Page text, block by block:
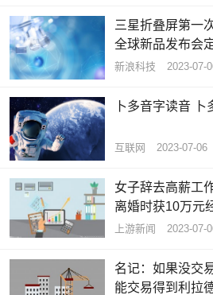
三星折叠屏第一
全球新品发布会
新浪科技 2023-07-
卜多音字读音 卜
互联网 2023-07-06
女子辞去高薪工
离婚时获10万元
上游新闻 2023-07-
名记：如果没交
能交易得到利拉